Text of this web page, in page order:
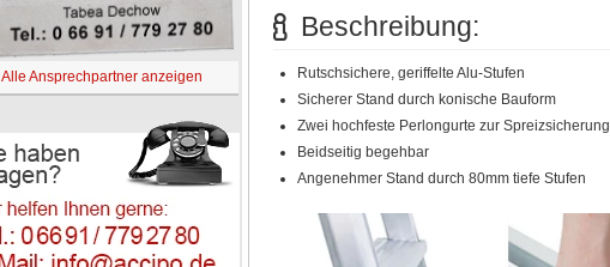
Alle Ansprechpartner anzeigen
Beschreibung:
Rutschsichere, geriffelte Alu-Stufen
Sicherer Stand durch konische Bauform
Zwei hochfeste Perlongurte zur Spreizsicherung
Beidseitig begehbar
Angenehmer Stand durch 80mm tiefe Stufen